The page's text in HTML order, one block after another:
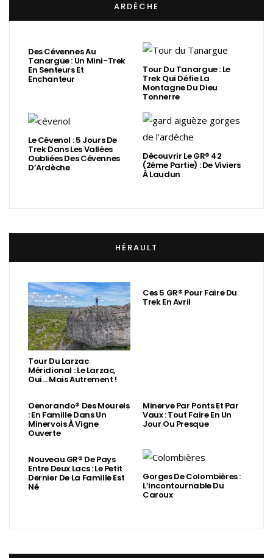
ARDÈCHE
Des Cévennes Au
Tanargue : Un Mini-Trek
En Senteurs Et
Enchanteur
Tour Du Tanargue : Le
Trek Qui Défie La
Montagne Du Dieu
Tonnerre
Le Cévenol : 5 Jours De
Trek Dans Les Vallées
Oubliées Des Cévennes
D’Ardèche
Découvrir Le GR® 42
(2ème Partie) : De Viviers
À Laudun
HÉRAULT
Tour Du Larzac
Méridional : Le Larzac,
Oui… Mais Autrement !
Ces 5 GR® Pour Faire Du
Trek En Avril
Oenorando® Des Mourels
: En Famille Dans Un
Minervois À Vigne
Ouverte
Minerve Par Ponts Et Par
Vaux : Tout Faire En Un
Jour Ou Presque
Nouveau GR® De Pays
Entre Deux Lacs : Le Petit
Dernier De La Famille Est
Né
Gorges De Colombières :
L’incontournable Du
Caroux